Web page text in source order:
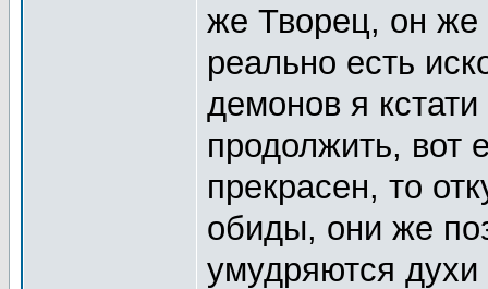
же Творец, он же
реально есть
демонов я
продолжить, вот
прекрасен, то
обиды, они же
умудряются духи